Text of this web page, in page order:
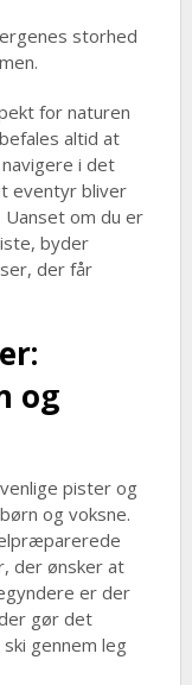
storhed
for naturen
altid at
i det
eventyr bliver
om du er
byder
der får
og
pister og
og voksne.
der ønsker at
er der
gør det
gennem leg